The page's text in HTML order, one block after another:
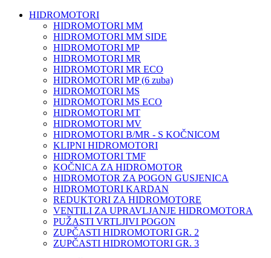
HIDROMOTORI
HIDROMOTORI MM
HIDROMOTORI MM SIDE
HIDROMOTORI MP
HIDROMOTORI MR
HIDROMOTORI MR ECO
HIDROMOTORI MP (6 zuba)
HIDROMOTORI MS
HIDROMOTORI MS ECO
HIDROMOTORI MT
HIDROMOTORI MV
HIDROMOTORI B/MR - S KOČNICOM
KLIPNI HIDROMOTORI
HIDROMOTORI TMF
KOČNICA ZA HIDROMOTOR
HIDROMOTOR ZA POGON GUSJENICA
HIDROMOTORI KARDAN
REDUKTORI ZA HIDROMOTORE
VENTILI ZA UPRAVLJANJE HIDROMOTORA
PUŽASTI VRTLJIVI POGON
ZUPČASTI HIDROMOTORI GR. 2
ZUPČASTI HIDROMOTORI GR. 3